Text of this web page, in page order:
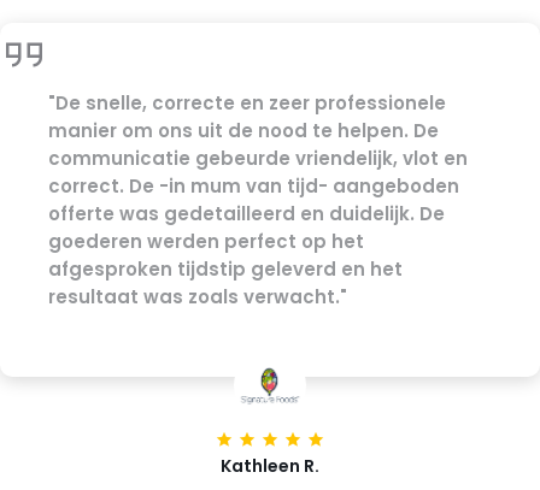
Product Manager bij Zambon
"Het GIFT FOR KIDS project is een succes in de
roos! Onze reps zijn er nu sinds maandag
mee aan de slag en niets dan lovende
feedback dus nogmaals bedankt!"